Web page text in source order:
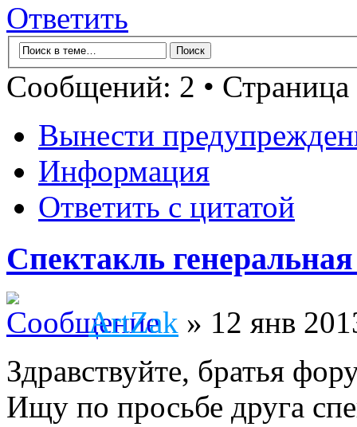
Ответить
Сообщений: 2 • Страница
Вынести
Информация
Ответить с цитатой
Спектакль
ArtZak » 12 янв
Здравствуйте, братья
Ищу по просьбе друга